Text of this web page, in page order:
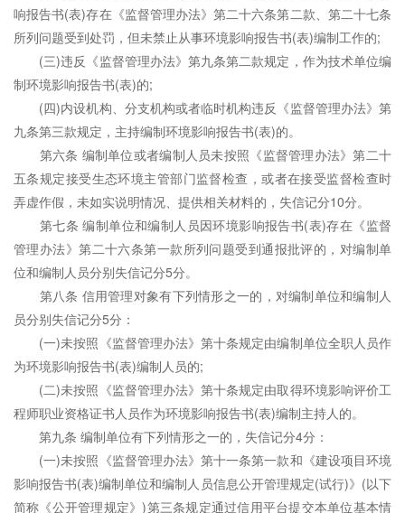
响报告书(表)存在《监督管理办法》第二十六条第二款、第二十七条
所列问题受到处罚，但未禁止从事环境影响报告书(表)编制工作的;
(三)违反《监督管理办法》第九条第二款规定，作为技术单位编
制环境影响报告书(表)的;
(四)内设机构、分支机构或者临时机构违反《监督管理办法》第
九条第三款规定，主持编制环境影响报告书(表)的。
第六条 编制单位或者编制人员未按照《监督管理办法》第二十
五条规定接受生态环境主管部门监督检查，或者在接受监督检查时
弄虚作假，未如实说明情况、提供相关材料的，失信记分10分。
第七条 编制单位和编制人员因环境影响报告书(表)存在《监督
管理办法》第二十六条第一款所列问题受到通报批评的，对编制单
位和编制人员分别失信记分5分。
第八条 信用管理对象有下列情形之一的，对编制单位和编制人
员分别失信记分5分：
(一)未按照《监督管理办法》第十条规定由编制单位全职人员作
为环境影响报告书(表)编制人员的;
(二)未按照《监督管理办法》第十条规定由取得环境影响评价工
程师职业资格证书人员作为环境影响报告书(表)编制主持人的。
第九条 编制单位有下列情形之一的，失信记分4分：
(一)未按照《监督管理办法》第十一条第一款和《建设项目环境
影响报告书(表)编制单位和编制人员信息公开管理规定(试行)》(以下
简称《公开管理规定》)第三条规定通过信用平台提交本单位基本情